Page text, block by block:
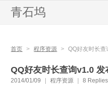
青石坞
首页 > 程序资源 > QQ好友时长查
QQ好友时长查询v1.0 发
2014/01/09 程序资源 8 Replies